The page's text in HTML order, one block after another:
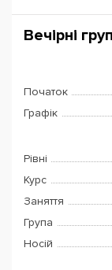
Вечірні
Початок
Графік
Рівні
Курс
Заняття
Група
Носій